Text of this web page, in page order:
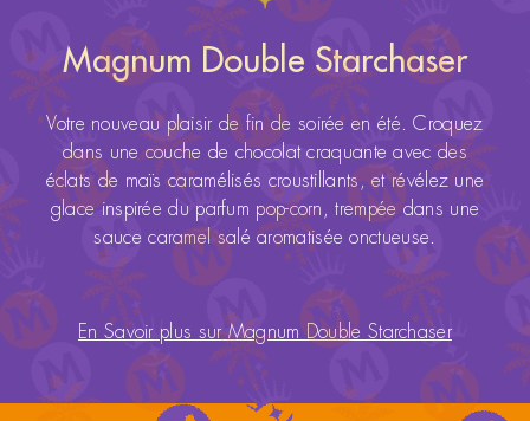
Magnum Double Starchaser
Votre nouveau plaisir de fin de soirée en été. Croquez
dans une couche de chocolat craquante avec des
éclats de maïs caramélisés croustillants, et révélez une
glace inspirée du parfum pop-corn, trempée dans une
sauce caramel salé aromatisée onctueuse.
En Savoir plus sur Magnum Double Starchaser